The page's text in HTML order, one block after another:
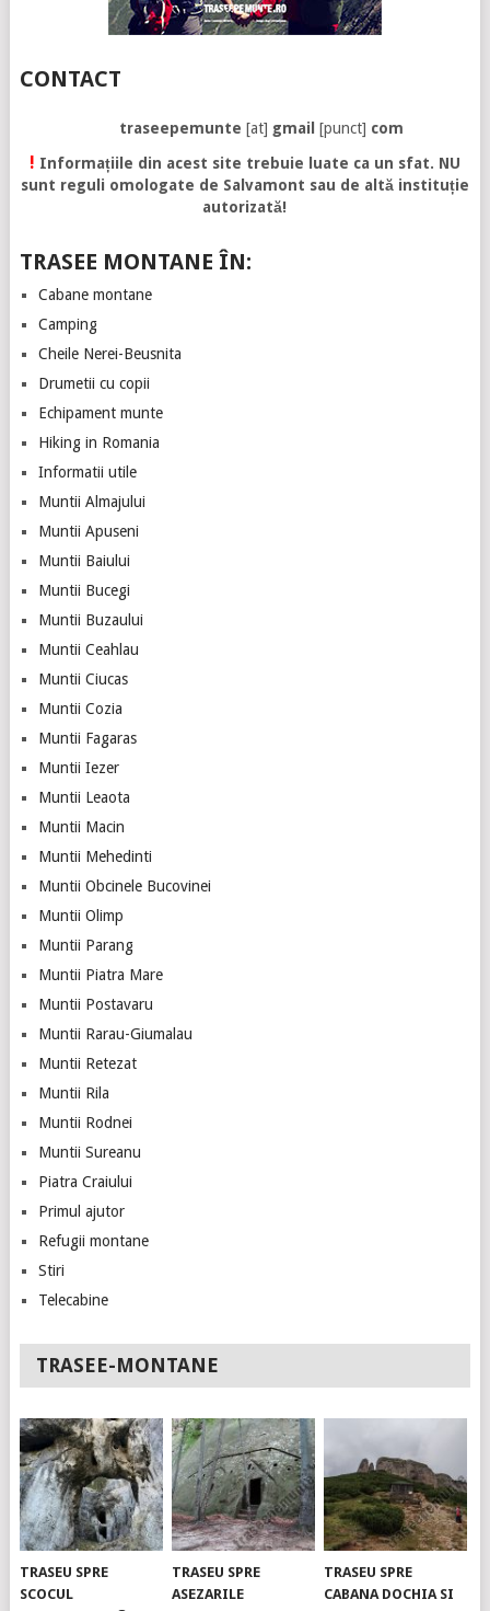
CONTACT
traseepemunte [at] gmail [punct] com
! Informațiile din acest site trebuie luate ca un sfat. NU
sunt reguli omologate de Salvamont sau de altă instituție
autorizată!
TRASEE MONTANE ÎN:
Cabane montane
Camping
Cheile Nerei-Beusnita
Drumetii cu copii
Echipament munte
Hiking in Romania
Informatii utile
Muntii Almajului
Muntii Apuseni
Muntii Baiului
Muntii Bucegi
Muntii Buzaului
Muntii Ceahlau
Muntii Ciucas
Muntii Cozia
Muntii Fagaras
Muntii Iezer
Muntii Leaota
Muntii Macin
Muntii Mehedinti
Muntii Obcinele Bucovinei
Muntii Olimp
Muntii Parang
Muntii Piatra Mare
Muntii Postavaru
Muntii Rarau-Giumalau
Muntii Retezat
Muntii Rila
Muntii Rodnei
Muntii Sureanu
Piatra Craiului
Primul ajutor
Refugii montane
Stiri
Telecabine
TRASEE-MONTANE
TRASEU SPRE
SCOCUL
TRASEU SPRE
ASEZARILE
TRASEU SPRE
CABANA DOCHIA SI